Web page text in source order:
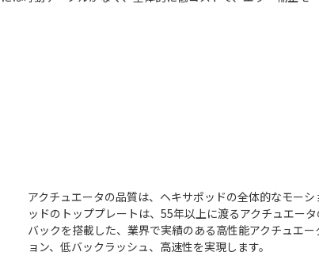
アクチュエータの品質は、ヘキサポッドの全体的なモー
ッドのトッププレートは、55年以上に渡るアクチュエー
バックを搭載した、業界で実績のある高性能アクチュエ
ョン、低バックラッシュ、高速性を実現します。